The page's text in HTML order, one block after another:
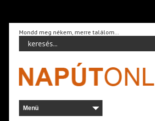
Mondd meg nékem, merre találom…